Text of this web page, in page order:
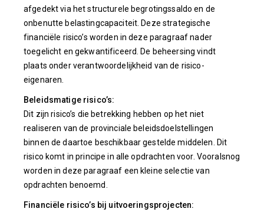
afgedekt via het structurele begrotingssaldo en de
onbenutte belastingcapaciteit. Deze strategische
financiële risico’s worden in deze paragraaf nader
toegelicht en gekwantificeerd. De beheersing vindt
plaats onder verantwoordelijkheid van de risico-
eigenaren.
Beleidsmatige risico’s:
Dit zijn risico’s die betrekking hebben op het niet
realiseren van de provinciale beleidsdoelstellingen
binnen de daartoe beschikbaar gestelde middelen. Dit
risico komt in principe in alle opdrachten voor. Vooralsnog
worden in deze paragraaf een kleine selectie van
opdrachten benoemd.
Financiële risico’s bij uitvoeringsprojecten: